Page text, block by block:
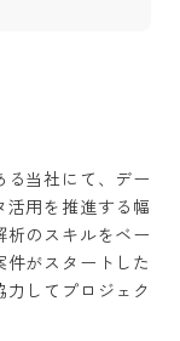
る当社にて、デー
活用を推進する幅
析のスキルをベー
がスタートした
してプロジェク